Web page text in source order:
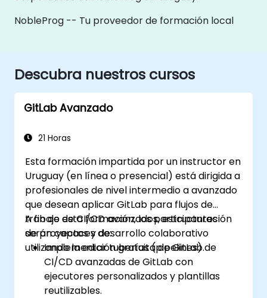
NobleProg -- Tu proveedor de formación local
Descubra nuestros cursos
GitLab Avanzado
21 Horas
Esta formación impartida por un instructor en
Uruguay (en línea o presencial) está dirigida a
profesionales de nivel intermedio a avanzado
que desean aplicar GitLab para flujos de
trabajo de CI/CD avanzados, estructuración
de proyectos y desarrollo colaborativo
utilizando la edición gratuita de GitLab.
A fin de esta formación, los participantes
serán capaces de:
Implementar tuberías (pipelines) de
CI/CD avanzadas de GitLab con
ejecutores personalizados y plantillas
reutilizables.